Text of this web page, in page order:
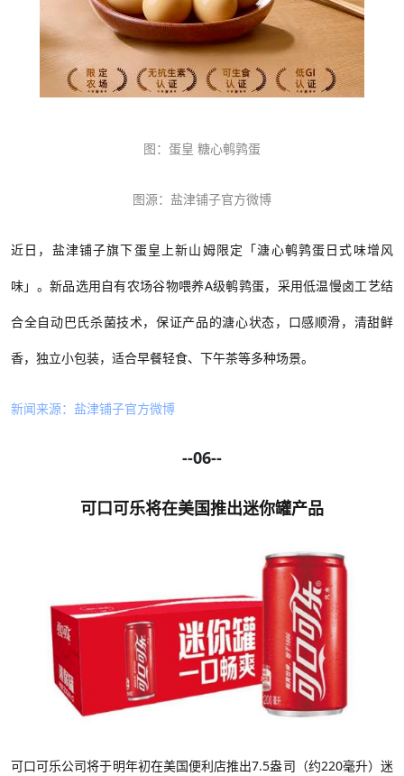
图：蛋皇 糖心鹌鹑蛋
图源：盐津铺子官方微博
近日，盐津铺子旗下蛋皇上新山姆限定「溏心鹌鹑蛋日式味增风
味」。新品选用自有农场谷物喂养A级鹌鹑蛋，采用低温慢卤工艺结
合全自动巴氏杀菌技术，保证产品的溏心状态，口感顺滑，清甜鲜
香，独立小包装，适合早餐轻食、下午茶等多种场景。
新闻来源：盐津铺子官方微博
--06--
可口可乐将在美国推出迷你罐产品
可口可乐公司将于明年初在美国便利店推出7.5盎司（约220毫升）迷